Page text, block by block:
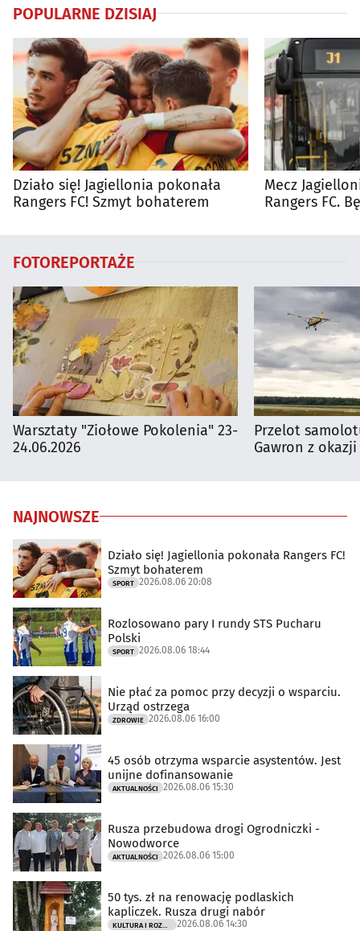
POPULARNE DZISIAJ
Działo się! Jagiellonia pokonała
Rangers FC! Szmyt bohaterem
Mecz
Rangers FC.
FOTOREPORTAŻE
Warsztaty "Ziołowe Pokolenia" 23-
24.06.2026
Przelot
Gawron z
NAJNOWSZE
Działo się! Jagiellonia pokonała Rangers FC!
Szmyt bohaterem
SPORT 2026.08.06 20:08
Rozlosowano pary I rundy STS Pucharu
Polski
SPORT 2026.08.06 18:44
Nie płać za pomoc przy decyzji o wsparciu.
Urząd ostrzega
ZDROWIE 2026.08.06 16:00
45 osób otrzyma wsparcie asystentów. Jest
unijne dofinansowanie
AKTUALNOŚCI 2026.08.06 15:30
Rusza przebudowa drogi Ogrodniczki -
Nowodworce
AKTUALNOŚCI 2026.08.06 15:00
50 tys. zł na renowację podlaskich
kapliczek. Rusza drugi nabór
KULTURA I ROZRYWKA 2026.08.06 14:30